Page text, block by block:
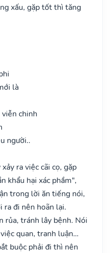
xấu, gặp tốt thì tăng
là
chinh
người..
ra việc cãi cọ, gặp
khẩu hại xác phầm",
trong lời ăn tiếng nói,
ra đi nên hoãn lại.
rủa, tránh lây bệnh. Nói
quan, tranh luận…
buộc phải đi thì nên